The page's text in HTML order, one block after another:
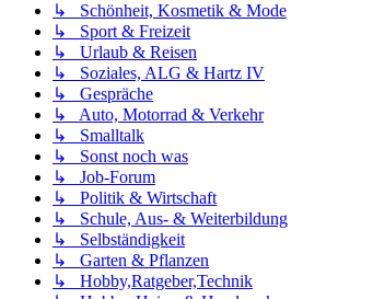
↳ Schönheit, Kosmetik & Mode
↳ Sport & Freizeit
↳ Urlaub & Reisen
↳ Soziales, ALG & Hartz IV
↳ Gespräche
↳ Auto, Motorrad & Verkehr
↳ Smalltalk
↳ Sonst noch was
↳ Job-Forum
↳ Politik & Wirtschaft
↳ Schule, Aus- & Weiterbildung
↳ Selbständigkeit
↳ Garten & Pflanzen
↳ Hobby,Ratgeber,Technik